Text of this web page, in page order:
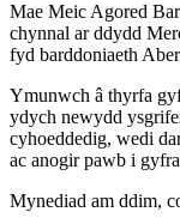
Mae Meic Agored
chynnal ar ddydd
fyd barddoniaeth
Ymunwch â thyrfa
ydych newydd
cyhoeddedig, wedi
ac anogir pawb i
Mynediad am ddim,